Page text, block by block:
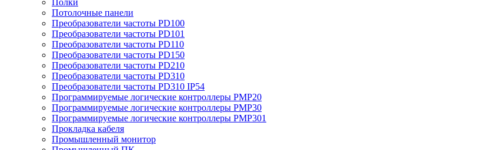
Полки
Потолочные панели
Преобразователи частоты PD100
Преобразователи частоты PD101
Преобразователи частоты PD110
Преобразователи частоты PD150
Преобразователи частоты PD210
Преобразователи частоты PD310
Преобразователи частоты PD310 IP54
Программируемые логические контроллеры PMP20
Программируемые логические контроллеры PMP30
Программируемые логические контроллеры PMP301
Прокладка кабеля
Промышленный монитор